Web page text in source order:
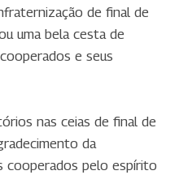
de final de
uma bela cesta de
e seus
nas ceias de final de
da
cooperados pelo espírito